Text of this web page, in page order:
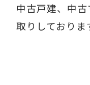
中古戸建、中
取りしておりま